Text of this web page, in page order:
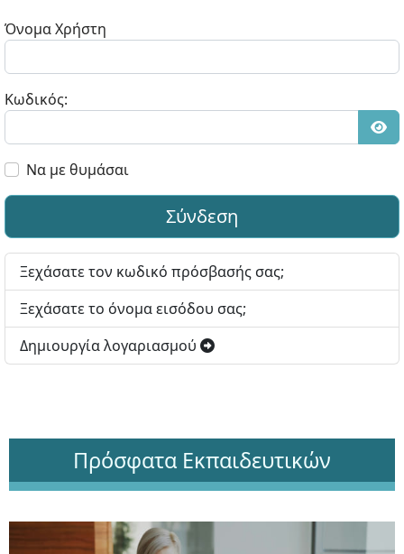
Όνομα Χρήστη
Κωδικός:
Να με θυμάσαι
Σύνδεση
Ξεχάσατε τον κωδικό πρόσβασής σας;
Ξεχάσατε το όνομα εισόδου σας;
Δημιουργία λογαριασμού
Πρόσφατα Εκπαιδευτικών